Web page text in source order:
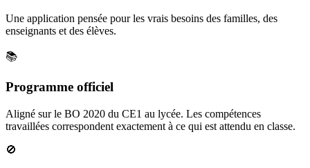
Une application pensée pour les vrais besoins des familles, des
enseignants et des élèves.
📚
Programme officiel
Aligné sur le BO 2020 du CE1 au lycée. Les compétences
travaillées correspondent exactement à ce qui est attendu en classe.
🚫